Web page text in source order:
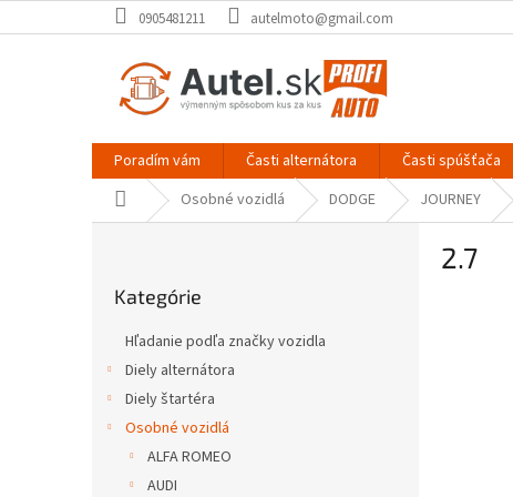
na
0905481211 autelmoto@gmail.com
Poradím vám Časti alternátora Časti spúšťača
Domov Osobné vozidlá DODGE JOURNEY
kategórie
Kategórie
Hľadanie podľa značky vozidla
Diely alternátora
Diely štartéra
Osobné vozidlá
ALFA ROMEO
AUDI
2.7